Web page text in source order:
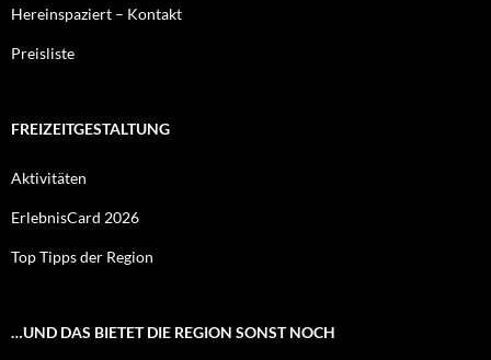
Hereinspaziert – Kontakt
Preisliste
FREIZEITGESTALTUNG
Aktivitäten
ErlebnisCard 2026
Top Tipps der Region
…UND DAS BIETET DIE REGION SONST NOCH